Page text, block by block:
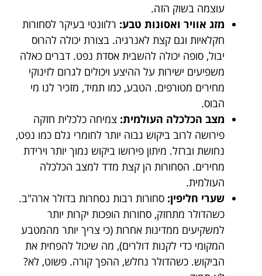
עוצמה בשוק הזה.
מזג אוויר ואסונות טבע: רלוונטי בעיקר לסחורות
חקלאיות וגם קצת לאנרגיה. בצורת יכולה להרוס
יבול, סופה יכולה להשבית אסדת נפט. דברים כאלה
משפיעים ישירות על ההיצע ויכולים לגרום לזינוקי
מחירים מטורפים. הטבע, כמו תמיד, מזכיר לנו מי
הבוס.
מצב הכלכלה העולמית: צמיחה כלכלית חזקה
פירושה לרוב ביקוש גבוה יותר לחומרי גלם כמו נפט,
נחושת וברזל. מיתון פירושו ביקוש נמוך יותר וירידת
מחירים. הסחורות הן קצת מדד למצב הכלכלה
העולמית.
שערי חליפין: סחורות רבות נסחרות בדולר ארה"ב.
כשהדולר מתחזק, סחורות הופכות יקרות יותר
למשקיעים ממדינות אחרות (כי צריך יותר מהמטבע
המקומי כדי לקנות דולרים), מה שיכול להפחית את
הביקוש. כשהדולר נחלש, ההפך קורה. פשוט, לא?